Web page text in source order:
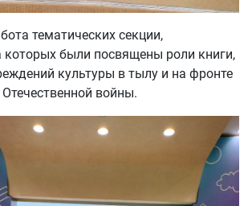
тематических секции,
которых были посвящены роли книги,
культуры в тылу и на фронте
войны.